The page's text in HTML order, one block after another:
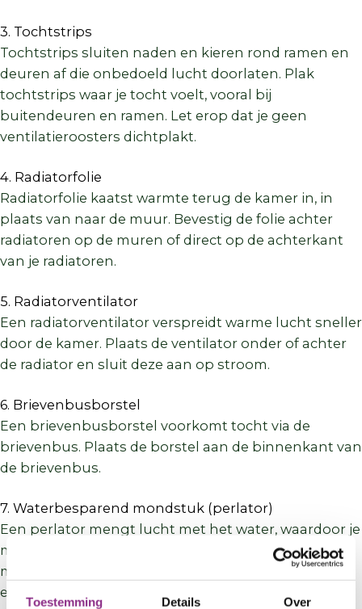
Toestemming Details Over
3. Tochtstrips
Tochtstrips sluiten naden en kieren rond ramen en
deuren af die onbedoeld lucht doorlaten. Plak
tochtstrips waar je tocht voelt, vooral bij
buitendeuren en ramen. Let erop dat je geen
ventilatieroosters dichtplakt.
4. Radiatorfolie
Radiatorfolie kaatst warmte terug de kamer in, in
plaats van naar de muur. Bevestig de folie achter
radiatoren op de muren of direct op de achterkant
van je radiatoren.
5. Radiatorventilator
Een radiatorventilator verspreidt warme lucht sneller
door de kamer. Plaats de ventilator onder of achter
de radiator en sluit deze aan op stroom.
6. Brievenbusborstel
Een brievenbusborstel voorkomt tocht via de
brievenbus. Plaats de borstel aan de binnenkant van
de brievenbus.
7. Waterbesparend mondstuk (perlator)
Een perlator mengt lucht met het water, waardoor je
minder water gebruikt. Vervang het bestaande
mondstuk van je keuken- of badkamerkraandoor
een waterbesparende variant.